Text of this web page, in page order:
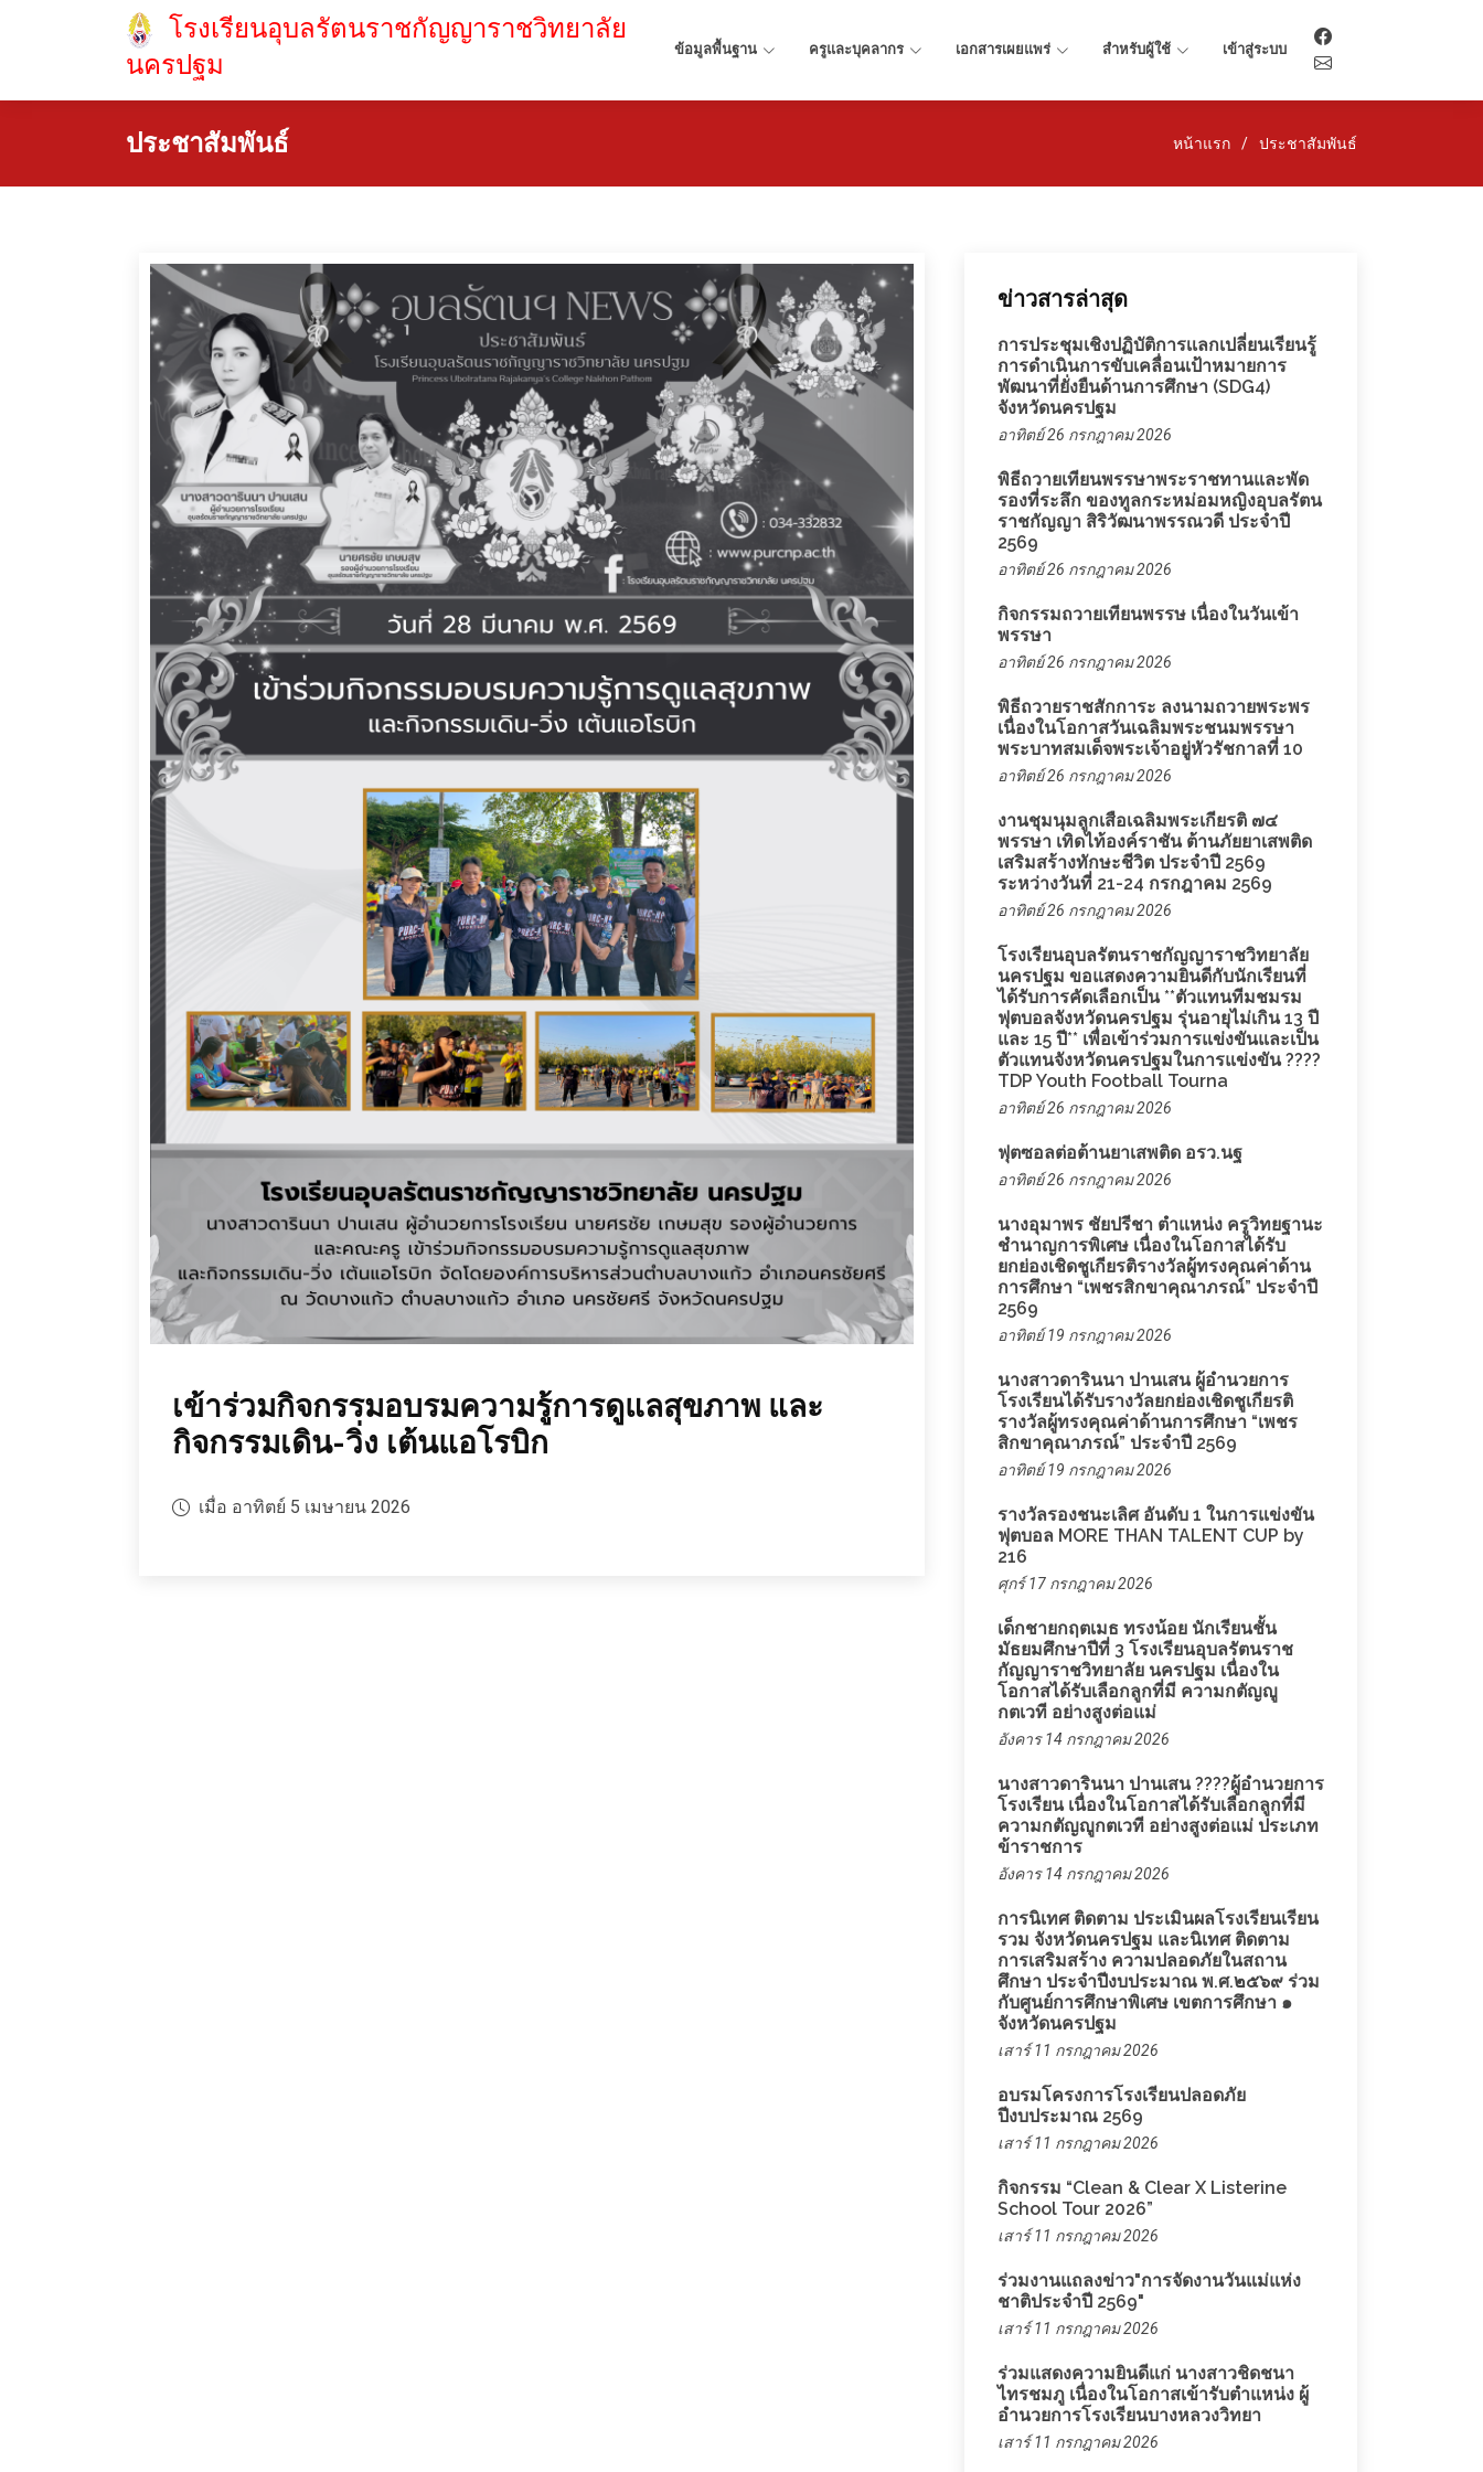
โรงเรียนอุบลรัตนราชกัญญาราชวิทยาลัย
นครปฐม
ข้อมูลพื้นฐาน ครูและบุคลากร เอกสารเผยแพร่ สำหรับผู้ใช้ เข้าสู่ระบบ
ประชาสัมพันธ์ หน้าแรก ประชาสัมพันธ์
เข้าร่วมกิจกรรมอบรมความรู้การดูแลสุขภาพ และ
กิจกรรมเดิน-วิ่ง เต้นแอโรบิก
เมื่อ อาทิตย์ 5 เมษายน 2026
ข่าวสารล่าสุด
การประชุมเชิงปฏิบัติการเเลกเปลี่ยนเรียนรู้
การดำเนินการขับเคลื่อนเป้าหมายการ
พัฒนาที่ยั่งยืนด้านการศึกษา (SDG4)
จังหวัดนครปฐม
อาทิตย์ 26 กรกฎาคม 2026
พิธีถวายเทียนพรรษาพระราชทานและพัด
รองที่ระลึก ของทูลกระหม่อมหญิงอุบลรัตน
ราชกัญญา สิริวัฒนาพรรณวดี ประจำปี
2569
อาทิตย์ 26 กรกฎาคม 2026
กิจกรรมถวายเทียนพรรษ เนื่องในวันเข้า
พรรษา
อาทิตย์ 26 กรกฎาคม 2026
พิธีถวายราชสักการะ ลงนามถวายพระพร
เนื่องในโอกาสวันเฉลิมพระชนมพรรษา
พระบาทสมเด็จพระเจ้าอยู่หัวรัชกาลที่ 10
อาทิตย์ 26 กรกฎาคม 2026
งานชุมนุมลูกเสือเฉลิมพระเกียรติ ๗๔
พรรษา เทิดไท้องค์ราชัน ต้านภัยยาเสพติด
เสริมสร้างทักษะชีวิต ประจำปี 2569
ระหว่างวันที่ 21-24 กรกฎาคม 2569
อาทิตย์ 26 กรกฎาคม 2026
โรงเรียนอุบลรัตนราชกัญญาราชวิทยาลัย
นครปฐม ขอแสดงความยินดีกับนักเรียนที่
ได้รับการคัดเลือกเป็น **ตัวแทนทีมชมรม
ฟุตบอลจังหวัดนครปฐม รุ่นอายุไม่เกิน 13 ปี
และ 15 ปี** เพื่อเข้าร่วมการแข่งขันและเป็น
ตัวแทนจังหวัดนครปฐมในการแข่งขัน ????
TDP Youth Football Tourna
อาทิตย์ 26 กรกฎาคม 2026
ฟุตซอลต่อต้านยาเสพติด อรว.นฐ
อาทิตย์ 26 กรกฎาคม 2026
นางอุมาพร ชัยปรีชา ตำแหน่ง ครูวิทยฐานะ
ชำนาญการพิเศษ เนื่องในโอกาสได้รับ
ยกย่องเชิดชูเกียรติรางวัลผู้ทรงคุณค่าด้าน
การศึกษา “เพชรสิกขาคุณาภรณ์” ประจำปี
2569
อาทิตย์ 19 กรกฎาคม 2026
นางสาวดารินนา ปานเสน ผู้อำนวยการ
โรงเรียนได้รับรางวัลยกย่องเชิดชูเกียรติ
รางวัลผู้ทรงคุณค่าด้านการศึกษา “เพชร
สิกขาคุณาภรณ์” ประจำปี 2569
อาทิตย์ 19 กรกฎาคม 2026
รางวัลรองชนะเลิศ อันดับ 1 ในการแข่งขัน
ฟุตบอล MORE THAN TALENT CUP by
216
ศุกร์ 17 กรกฎาคม 2026
เด็กชายกฤตเมธ ทรงน้อย นักเรียนชั้น
มัธยมศึกษาปีที่ 3 โรงเรียนอุบลรัตนราช
กัญญาราชวิทยาลัย นครปฐม เนื่องใน
โอกาสได้รับเลือกลูกที่มี ความกตัญญู
กตเวที อย่างสูงต่อแม่
อังคาร 14 กรกฎาคม 2026
นางสาวดารินนา ปานเสน ????ผู้อำนวยการ
โรงเรียน เนื่องในโอกาสได้รับเลือกลูกที่มี
ความกตัญญูกตเวที อย่างสูงต่อแม่ ประเภท
ข้าราชการ
อังคาร 14 กรกฎาคม 2026
การนิเทศ ติดตาม ประเมินผลโรงเรียนเรียน
รวม จังหวัดนครปฐม และนิเทศ ติดตาม
การเสริมสร้าง ความปลอดภัยในสถาน
ศึกษา ประจำปีงบประมาณ พ.ศ.๒๕๖๙ ร่วม
กับศูนย์การศึกษาพิเศษ เขตการศึกษา ๑
จังหวัดนครปฐม
เสาร์ 11 กรกฎาคม 2026
อบรมโครงการโรงเรียนปลอดภัย
ปีงบประมาณ 2569
เสาร์ 11 กรกฎาคม 2026
กิจกรรม “Clean & Clear X Listerine
School Tour 2026”
เสาร์ 11 กรกฎาคม 2026
ร่วมงานแถลงข่าว"การจัดงานวันแม่แห่ง
ชาติประจำปี 2569"
เสาร์ 11 กรกฎาคม 2026
ร่วมแสดงความยินดีแก่ นางสาวชิดชนา
ไทรชมภู เนื่องในโอกาสเข้ารับตำแหน่ง ผู้
อำนวยการโรงเรียนบางหลวงวิทยา
เสาร์ 11 กรกฎาคม 2026